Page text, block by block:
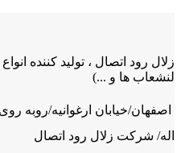
زلال رود اتصال ، تولید کننده
لنشعاب ها و ...)
اله/ شرکت زلال رود اتصال